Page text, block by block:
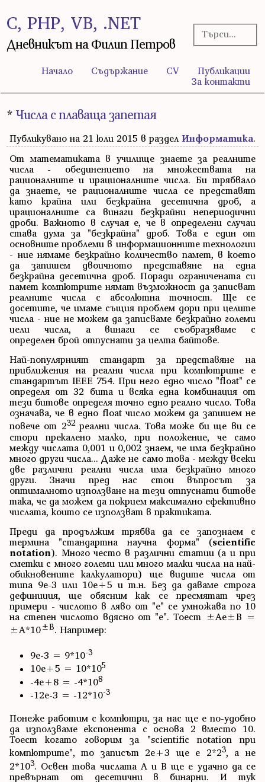
C, PHP, VB, .NET
Дневникът на Филип Петров
Начало Съдържание CV
Публикации
За контакти
* Числа с плаваща запетая
Публикувано на 21 юли 2015 в раздел Информатика.
От математиката в училище знаете за реалните
числа - обединението на множествата на
рационалните и ирационалните числа. Би трябвало
да знаете, че рационалните числа се представят
като крайна или безкрайна десетична дроб, а
ирационалните са винаги безкрайни непериодични
дроби. Важното в случая е, че в определени случаи
става дума за "безкрайна" дроб. Това е един от
основните проблеми в информационните технологии
- ние нямаме безкрайно количество памет, в което
да запишем двоичното представяне на една
безкрайна десетична дроб. Поради ограничената си
памет компютрите нямат възможност да записват
реалните числа с абсолютна точност. Ще се
досетите, че имаме същия проблем дори при целите
числа - ние не можем да записваме безкрайно големи
цели числа, а винаги се съобразяваме с
определен брой отпуснати за целта байтове.
Най-популярният стандарт за представяне на
приближения на реални числа при компютрите е
стандартът IEEE 754. При него едно число "float" се
определя от 32 бита и всяка една комбинация от
тези битове определя точно едно реално число. Това
означава, че в едно float число можем да запишем не
повече от 232реални числа. Това може би ще ви се
стори прекалено малко, при положение, че само
между числата 0,001 и 0,002 знаем, че има безкрайно
много други числа... Даже не само това - между всеки
две различни реални числа има безкрайно много
други. Значи пред нас стои въпросът за
оптималното използване на тези отпуснати битове
така, че да можем да покрием максимално ефективно
числата, които се използват в практиката.
Преди да продължим трябва да се запознаем с
термина "стандартна научна форма" (scientific
notation). Много често в различни статии (а и при
сметки с много големи или много малки числа на най-
обикновените калкулатори) ще видите числа от
типа 9е-3 или 10e+5 и т.н. Без да даваме строга
дефиниция, ще обясним как се пресмятат чрез
примери - числото в ляво от "e" се умножава по 10
на степен числото вдясно от "e". Тоест ±Ae±B =
±A*10±B. Например:
9е-3 = 9*10-3
10e+5 = 10*105
-4е+8 = -4*108
-12е-3 = -12*10-3
Понеже работим с компютри, за нас ще е по-удобно
да използваме експонента с основа 2 вместо 10.
Тоест когато говорим за "scientific notation при
компютрите", то записът 2e+3 ще е 2*23, а не
2*103. Освен това числата A и B ще е удачно да се
превърнат от десетични в бинарни. И тук